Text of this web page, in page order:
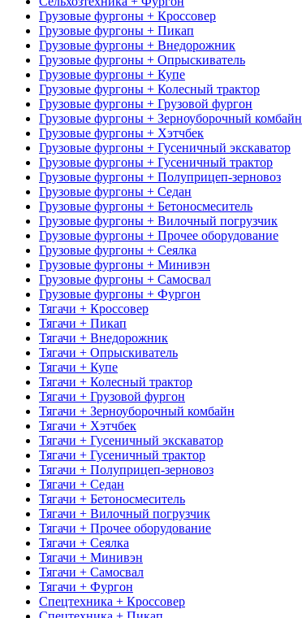
Грузовые фургоны + Кроссовер
Грузовые фургоны + Пикап
Грузовые фургоны + Внедорожник
Грузовые фургоны + Опрыскиватель
Грузовые фургоны + Купе
Грузовые фургоны + Колесный трактор
Грузовые фургоны + Грузовой фургон
Грузовые фургоны + Зерноуборочный комбайн
Грузовые фургоны + Хэтчбек
Грузовые фургоны + Гусеничный экскаватор
Грузовые фургоны + Гусеничный трактор
Грузовые фургоны + Полуприцеп-зерновоз
Грузовые фургоны + Седан
Грузовые фургоны + Бетоносмеситель
Грузовые фургоны + Вилочный погрузчик
Грузовые фургоны + Прочее оборудование
Грузовые фургоны + Сеялка
Грузовые фургоны + Минивэн
Грузовые фургоны + Самосвал
Грузовые фургоны + Фургон
Тягачи + Кроссовер
Тягачи + Пикап
Тягачи + Внедорожник
Тягачи + Опрыскиватель
Тягачи + Купе
Тягачи + Колесный трактор
Тягачи + Грузовой фургон
Тягачи + Зерноуборочный комбайн
Тягачи + Хэтчбек
Тягачи + Гусеничный экскаватор
Тягачи + Гусеничный трактор
Тягачи + Полуприцеп-зерновоз
Тягачи + Седан
Тягачи + Бетоносмеситель
Тягачи + Вилочный погрузчик
Тягачи + Прочее оборудование
Тягачи + Сеялка
Тягачи + Минивэн
Тягачи + Самосвал
Тягачи + Фургон
Спецтехника + Кроссовер